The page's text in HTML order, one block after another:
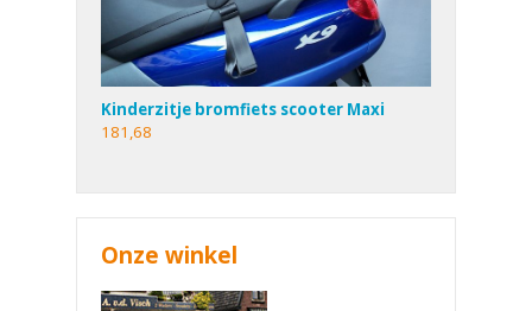
Kinderzitje bromfiets scooter Maxi
181,68
Onze winkel